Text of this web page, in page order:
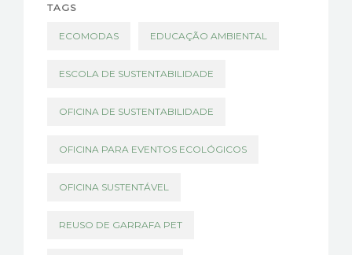
TAGS
ECOMODAS EDUCAÇÃO AMBIENTAL
ESCOLA DE SUSTENTABILIDADE
OFICINA DE SUSTENTABILIDADE
OFICINA PARA EVENTOS ECOLÓGICOS
OFICINA SUSTENTÁVEL
REUSO DE GARRAFA PET